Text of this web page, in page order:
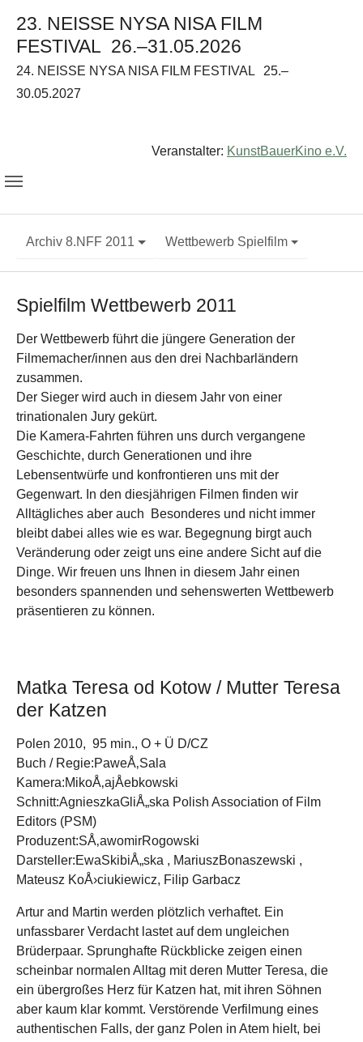
23. NEISSE NYSA NISA FILM
FESTIVAL 26.–31.05.2026
24. NEISSE NYSA NISA FILM FESTIVAL
25.–
30.05.2027
Veranstalter: KunstBauerKino e.V.
Archiv 8.NFF 2011 Wettbewerb Spielfilm
Spielfilm Wettbewerb 2011
Der Wettbewerb führt die jüngere Generation der
Filmemacher/innen aus den drei Nachbarländern
zusammen.
Der Sieger wird auch in diesem Jahr von einer
trinationalen Jury gekürt.
Die Kamera-Fahrten führen uns durch vergangene
Geschichte, durch Generationen und ihre
Lebensentwürfe und konfrontieren uns mit der
Gegenwart. In den diesjährigen Filmen finden wir
Alltägliches aber auch Besonderes und nicht immer
bleibt dabei alles wie es war. Begegnung birgt auch
Veränderung oder zeigt uns eine andere Sicht auf die
Dinge. Wir freuen uns Ihnen in diesem Jahr einen
besonders spannenden und sehenswerten Wettbewerb
präsentieren zu können.
Matka Teresa od Kotow / Mutter Teresa
der Katzen
Polen 2010, 95 min., O + Ü D/CZ
Buch / Regie:PaweÅ‚Sala
Kamera:MikoÅ‚ajÅebkowski
Schnitt:AgnieszkaGliÅ„ska Polish Association of Film
Editors (PSM)
Produzent:SÅ‚awomirRogowski
Darsteller:EwaSkibiÅ„ska , MariuszBonaszewski ,
Mateusz KoÅ›ciukiewicz, Filip Garbacz
Artur and Martin werden plötzlich verhaftet. Ein
unfassbarer Verdacht lastet auf dem ungleichen
Brüderpaar. Sprunghafte Rückblicke zeigen einen
scheinbar normalen Alltag mit deren Mutter Teresa, die
ein übergroßes Herz für Katzen hat, mit ihren Söhnen
aber kaum klar kommt. Verstörende Verfilmung eines
authentischen Falls, der ganz Polen in Atem hielt, bei